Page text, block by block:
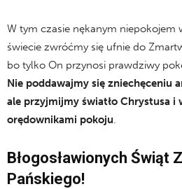
W tym czasie nękanym niepokojem
świecie zwróćmy się ufnie do
bo tylko On przynosi prawdziwy
Nie poddawajmy się zniechęceniu
ale przyjmijmy światło Chrystusa i
orędownikami pokoju.
Błogosławionych Świąt
Pańskiego!